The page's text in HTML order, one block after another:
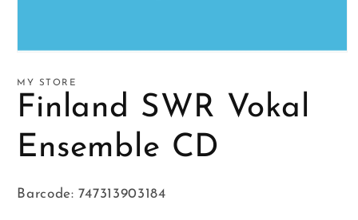
1
in
modal
MY STORE
Finland SWR Vokal
Ensemble CD
Barcode: 747313903184